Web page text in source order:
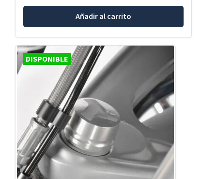
Añadir al carrito
DISPONIBLE